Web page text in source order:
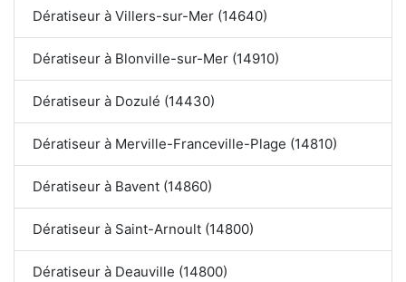
Dératiseur à Villers-sur-Mer (14640)
Dératiseur à Blonville-sur-Mer (14910)
Dératiseur à Dozulé (14430)
Dératiseur à Merville-Franceville-Plage (14810)
Dératiseur à Bavent (14860)
Dératiseur à Saint-Arnoult (14800)
Dératiseur à Deauville (14800)